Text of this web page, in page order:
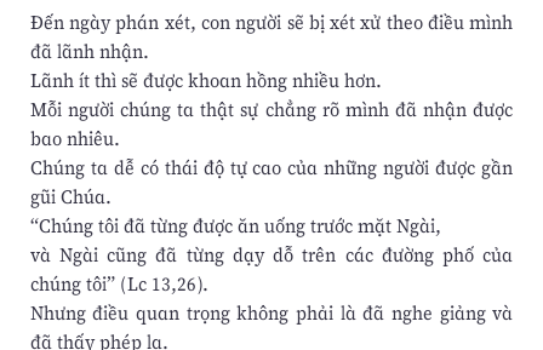
Đến ngày phán xét, con người sẽ bị xét xử theo điều mình
đã lãnh nhận.
Lãnh ít thì sẽ được khoan hồng nhiều hơn.
Mỗi người chúng ta thật sự chẳng rõ mình đã nhận được
bao nhiêu.
Chúng ta dễ có thái độ tự cao của những người được gần
gũi Chúa.
“Chúng tôi đã từng được ăn uống trước mặt Ngài,
và Ngài cũng đã từng dạy dỗ trên các đường phố của
chúng tôi” (Lc 13,26).
Nhưng điều quan trọng không phải là đã nghe giảng và
đã thấy phép lạ.